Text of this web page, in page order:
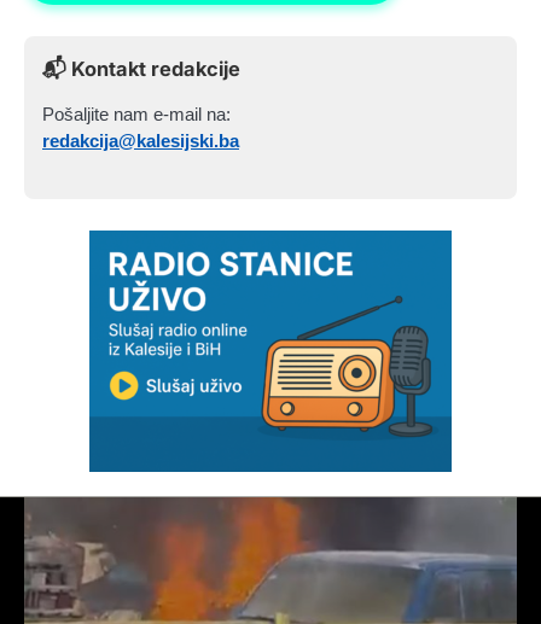
📬 Kontakt redakcije
Pošaljite nam e-mail na:
redakcija@kalesijski.ba